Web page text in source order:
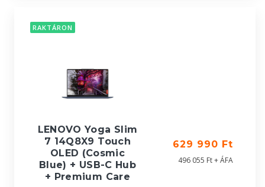
RAKTÁRON
LENOVO Yoga Slim
7 14Q8X9 Touch
OLED (Cosmic
Blue) + USB-C Hub
+ Premium Care
629 990 Ft
496 055 Ft + ÁFA